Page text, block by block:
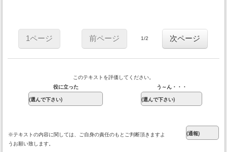
1ページ 前ページ 1/2 次ページ
このテキストを評価してください。
役に立った
う～ん・・・
※テキストの内容に関しては、ご自身の責任のもとご判断頂きますよ
うお願い致します。